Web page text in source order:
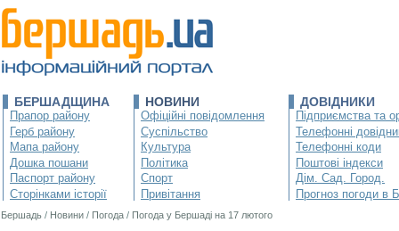
БЕРШАДЩИНА
Прапор району
Герб району
Мапа району
Дошка пошани
Паспорт району
Сторінками історії
НОВИНИ
Офіційні повідомлення
Суспільство
Культура
Політика
Спорт
Привітання
ДОВІДНИКИ
Підприємства та
Телефонні
Телефонні коди
Поштові індекси
Дім. Сад. Город.
Прогноз погоди в
Бершадь / Новини / Погода / Погода у Бершаді на 17 лютого